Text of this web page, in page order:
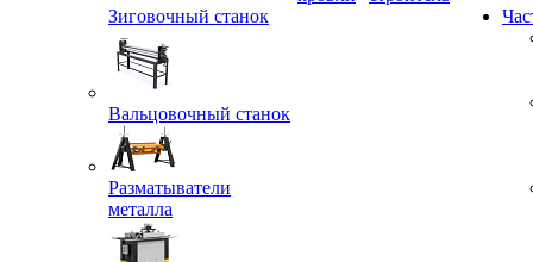
Зиговочный станок
Вальцовочный станок
Разматыватели
металла
Монтаж